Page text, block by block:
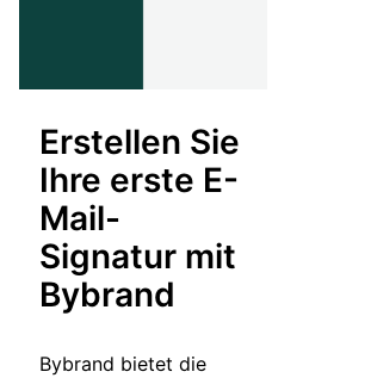
Erstellen Sie
Ihre erste E-
Mail-
Signatur mit
Bybrand
Bybrand bietet die